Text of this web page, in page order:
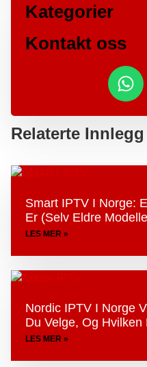
Kategorier
Kontakt oss
Relaterte Innlegg
Smart IPTV I Norge:
Er (selv Eldre
LES MER »
Nordic IPTV I Norge
Du Velge, Og
LES MER »